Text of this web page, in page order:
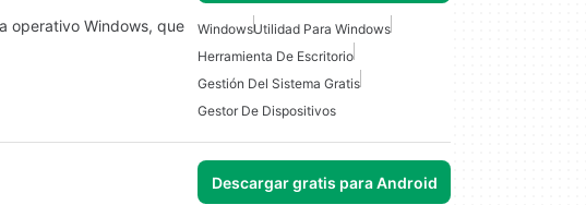
operativo Windows, que
WindowsUtilidad Para Windows
Herramienta De Escritorio
Gestión Del Sistema Gratis
Gestor De Dispositivos
Descargar gratis para Android